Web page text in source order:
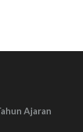
Ajaran